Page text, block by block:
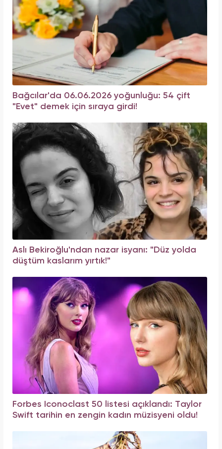
Bağcılar'da 06.06.2026 yoğunluğu: 54 çift
"Evet" demek için sıraya girdi!
Aslı Bekiroğlu'ndan nazar isyanı: "Düz yolda
düştüm kaslarım yırtık!"
Forbes Iconoclast 50 listesi açıklandı: Taylor
Swift tarihin en zengin kadın müzisyeni oldu!